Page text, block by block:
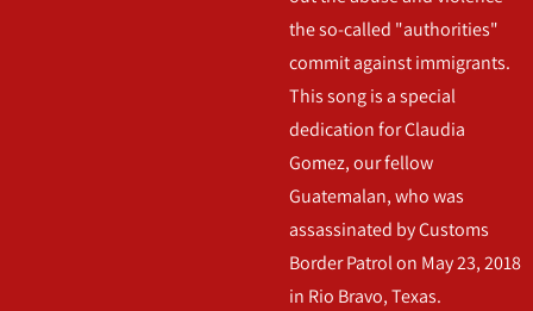
the so-called "authorities"
commit against immigrants.
This song is a special
dedication for Claudia
Gomez, our fellow
Guatemalan, who was
assassinated by Customs
Border Patrol on May 23, 2018
in Rio Bravo, Texas.